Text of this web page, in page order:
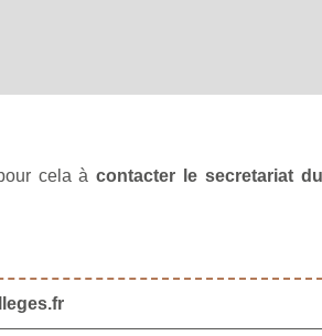
cela àcontacter le secretariat